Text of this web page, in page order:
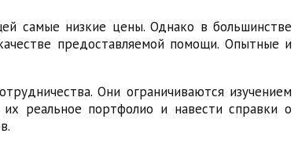
самые низкие цены. Однако в большинстве
предоставляемой помощи. Опытные и
Они ограничиваются изучением
реальное портфолио и навести справки о